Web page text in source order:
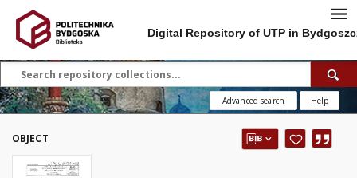
Digital Repository of UTP in
Advanced search Help
OBJECT